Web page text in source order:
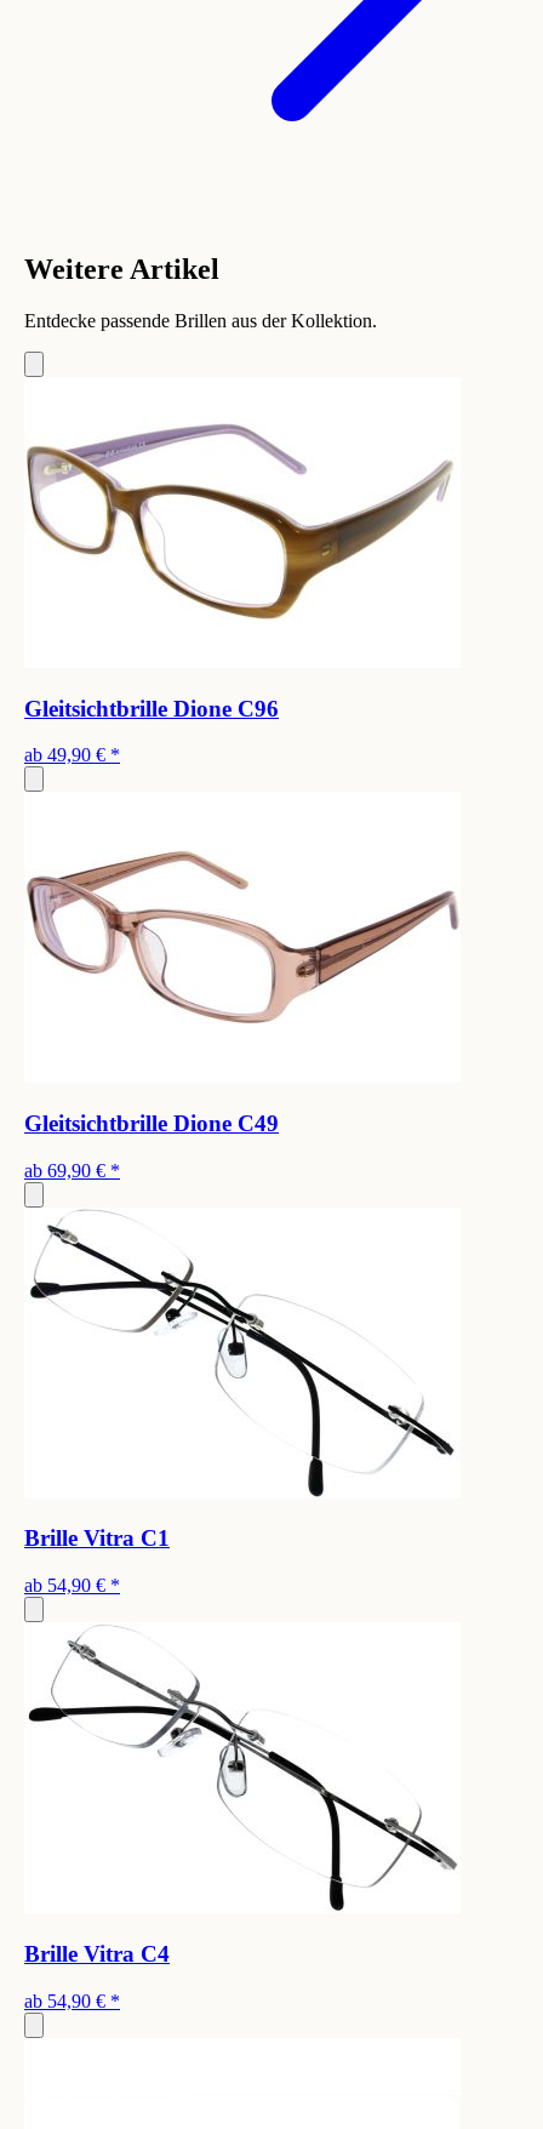
Weitere Artikel
Entdecke passende Brillen aus der Kollektion.
Gleitsichtbrille Dione C96
ab 49,90 € *
Gleitsichtbrille Dione C49
ab 69,90 € *
Brille Vitra C1
ab 54,90 € *
Brille Vitra C4
ab 54,90 € *